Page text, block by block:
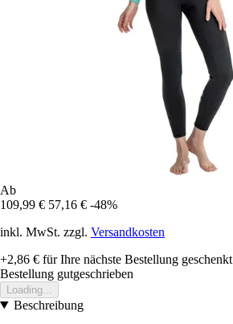
Ab
109,99 € 57,16 € -48%
inkl. MwSt. zzgl. Versandkosten
+2,86 € für Ihre nächste Bestellung geschenkt
Bestellung gutgeschrieben
Loading...
Beschreibung